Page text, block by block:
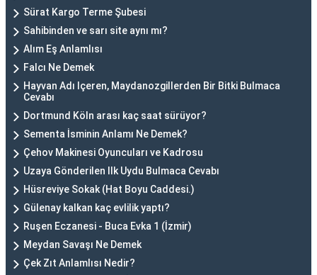
Sürat Kargo Terme Şubesi
Sahibinden ve sarı site aynı mı?
Alım Eş Anlamlısı
Falcı Ne Demek
Hayvan Adı Içeren, Maydanozgillerden Bir Bitki Bulmaca
Cevabı
Dortmund Köln arası kaç saat sürüyor?
Sementa İsminin Anlamı Ne Demek?
Çehov Makinesi Oyuncuları ve Kadrosu
Uzaya Gönderilen Ilk Uydu Bulmaca Cevabı
Hüsreviye Sokak (Hat Boyu Caddesi.)
Gülenay kalkan kaç evlilik yaptı?
Ruşen Eczanesi - Buca Evka 1 (İzmir)
Meydan Savaşı Ne Demek
Çek Zıt Anlamlısı Nedir?